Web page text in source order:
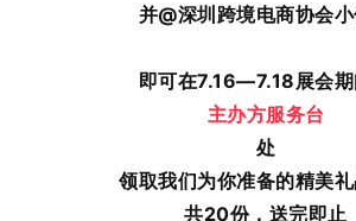
并@深圳跨境电商协会
即可在7.16—7.18展会
主办方服务台
处
领取我们为你准备的精美
共20份，送完即止